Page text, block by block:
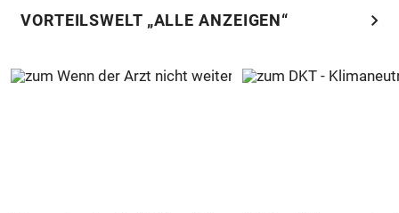
VORTEILSWELT „ALLE ANZEIGEN“ chevron_right